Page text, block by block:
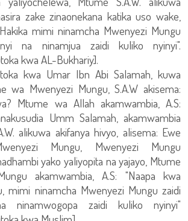
zake zinaonekana katika uso wake,
mimi ninamcha Mwenyezi Mungu
na ninamjua zaidi kuliko nyinyi".
kwa AL-Bukhariy].
kwa Umar Ibn Abi Salamah, kuwa
wa Mwenyezi Mungu, S.A.W akisema:
Mtume wa Allah akamwambia, A.S:
Umm Salamah, akamwambia
alikuwa akifanya hivyo, alisema: Ewe
Mungu, Mwenyezi Mungu
yako yaliyopita na yajayo, Mtume
akamwambia, A.S: "Naapa kwa
mimi ninamcha Mwenyezi Mungu zaidi
ninamwogopa zaidi kuliko nyinyi"